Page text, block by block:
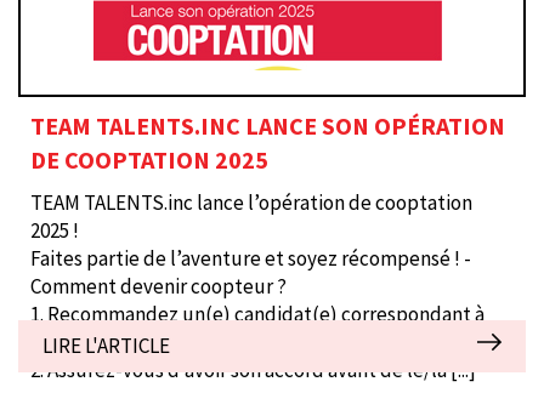
TEAM TALENTS.INC LANCE SON OPÉRATION
DE COOPTATION 2025
TEAM TALENTS.inc lance l’opération de cooptation
2025 !
Faites partie de l’aventure et soyez récompensé ! -
Comment devenir coopteur ?
1. Recommandez un(e) candidat(e) correspondant à
l’un des profils recherchés.
2. Assurez-vous d’avoir son accord avant de le/la[...]
LIRE L'ARTICLE